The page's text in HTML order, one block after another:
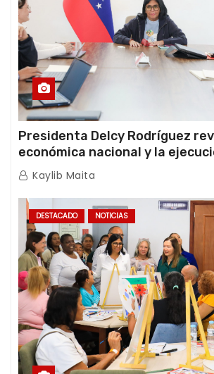
Presidenta Delcy Rodríguez
económica nacional y la
de emergencia post-sismos
Kaylib Maita
DESTACADO NOTICIAS